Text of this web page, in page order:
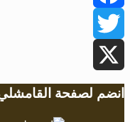
Facebook
Twitter
X
انضم لصفحة